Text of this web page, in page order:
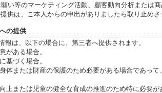
い等のマーケティング活動、顧客動向分析または商
供は、ご本人からの申出がありましたら取り止めさ
の提供
報は、以下の場合に、第三者へ提供されます。
がある場合。
基づく場合。
身体または財産の保護のため必要がある場合であっ
向上または児童の健全な育成の推進のため特に必要